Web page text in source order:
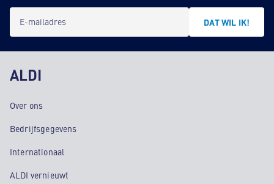
E-mailadres DAT WIL IK!
ALDI
Over ons
Bedrijfsgegevens
Internationaal
ALDI vernieuwt